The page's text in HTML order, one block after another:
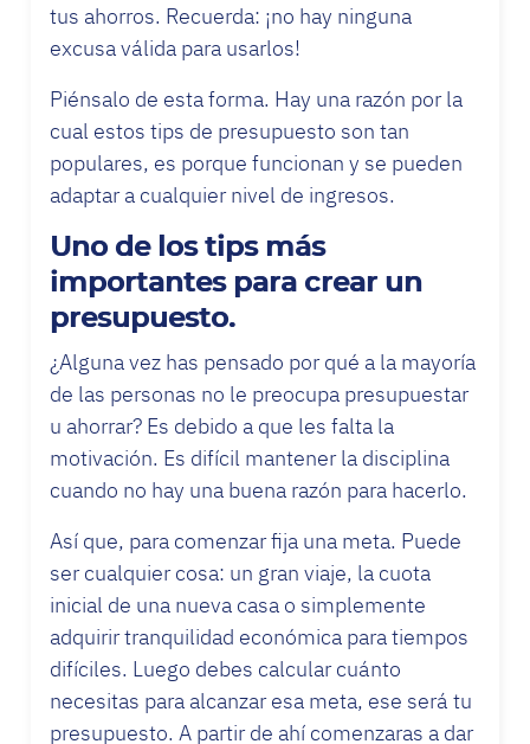
tus ahorros. Recuerda: ¡no hay ninguna
excusa válida para usarlos!
Piénsalo de esta forma. Hay una razón por la
cual estos tips de presupuesto son tan
populares, es porque funcionan y se pueden
adaptar a cualquier nivel de ingresos.
Uno de los tips más
importantes para crear un
presupuesto.
¿Alguna vez has pensado por qué a la mayoría
de las personas no le preocupa presupuestar
u ahorrar? Es debido a que les falta la
motivación. Es difícil mantener la disciplina
cuando no hay una buena razón para hacerlo.
Así que, para comenzar fija una meta. Puede
ser cualquier cosa: un gran viaje, la cuota
inicial de una nueva casa o simplemente
adquirir tranquilidad económica para tiempos
difíciles. Luego debes calcular cuánto
necesitas para alcanzar esa meta, ese será tu
presupuesto. A partir de ahí comenzaras a dar